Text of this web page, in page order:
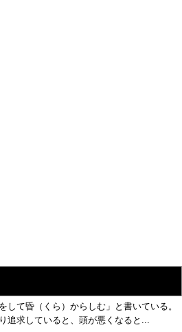
して昏（くら）からしむ」と書いている。
追求していると、頭が悪くなると...